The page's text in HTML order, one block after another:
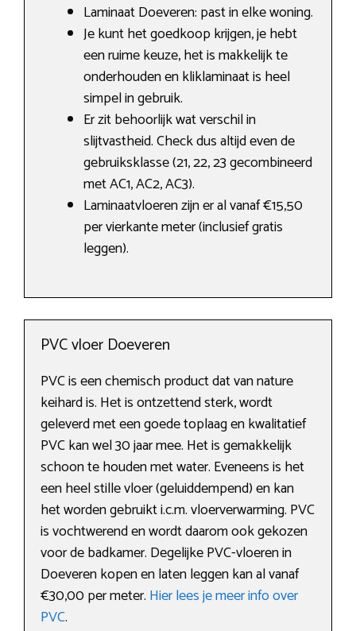
Laminaat Doeveren: past in elke woning.
Je kunt het goedkoop krijgen, je hebt
een ruime keuze, het is makkelijk te
onderhouden en kliklaminaat is heel
simpel in gebruik.
Er zit behoorlijk wat verschil in
slijtvastheid. Check dus altijd even de
gebruiksklasse (21, 22, 23 gecombineerd
met AC1, AC2, AC3).
Laminaatvloeren zijn er al vanaf €15,50
per vierkante meter (inclusief gratis
leggen).
PVC vloer Doeveren
PVC is een chemisch product dat van nature
keihard is. Het is ontzettend sterk, wordt
geleverd met een goede toplaag en kwalitatief
PVC kan wel 30 jaar mee. Het is gemakkelijk
schoon te houden met water. Eveneens is het
een heel stille vloer (geluiddempend) en kan
het worden gebruikt i.c.m. vloerverwarming. PVC
is vochtwerend en wordt daarom ook gekozen
voor de badkamer. Degelijke PVC-vloeren in
Doeveren kopen en laten leggen kan al vanaf
€30,00 per meter. Hier lees je meer info over
PVC.